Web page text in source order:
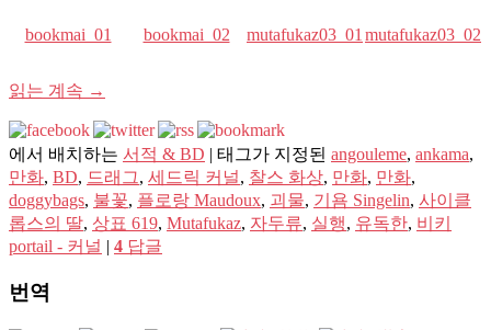
bookmai_01 bookmai_02 mutafukaz03_01 mutafukaz03_02
읽는 계속 →
에서 배치하는 서적 & BD | 태그가 지정된 angouleme, ankama,
만화, BD, 드래그, 세드릭 커널, 찰스 화상, 만화, 만화,
doggybags, 불꽃, 플로랑 Maudoux, 괴물, 기욤 Singelin, 사이클
롭스의 딸, 상표 619, Mutafukaz, 자두류, 실행, 유독한, 비키
portail - 커널 | 4 답글
번역